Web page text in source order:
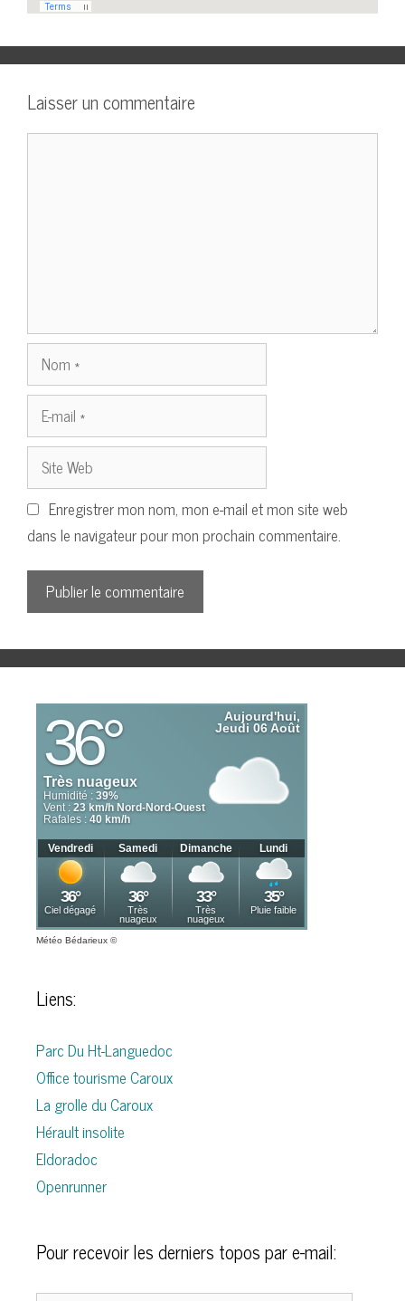
Laisser un commentaire
Nom
mail
Site
Web
Enregistrer mon nom, mon e-mail et mon site web
dans le navigateur pour mon prochain commentaire.
Météo Bédarieux ©
Liens:
Parc Du Ht-Languedoc
Office tourisme Caroux
La grolle du Caroux
Hérault insolite
Eldoradoc
Openrunner
Pour recevoir les derniers topos par e-mail: